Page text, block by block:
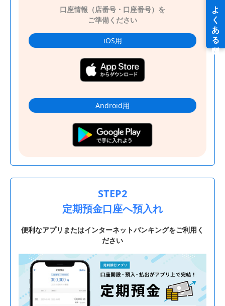
口座情報（店番号・口座番号）を
ご準備ください
iOS用
Android用
STEP2
定期預金口座へ預入れ
便利なアプリまたはインターネットバンキングをご利用く
ださい